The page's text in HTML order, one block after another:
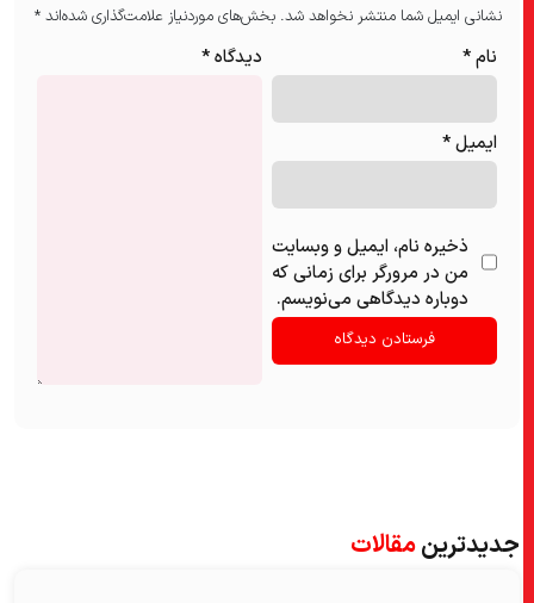
نشانی ایمیل شما منتشر نخواهد شد. بخش‌های موردنیاز علامت‌گذاری شده‌اند*
دیدگاه* نام*
ایمیل*
ذخیره نام، ایمیل و وبسایت
من در مرورگر برای زمانی که
دوباره دیدگاهی می‌نویسم.
جدیدترینمقالات